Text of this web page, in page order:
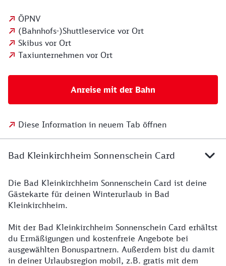
ÖPNV
(Bahnhofs-)Shuttleservice vor Ort
Skibus vor Ort
Taxiunternehmen vor Ort
Anreise mit der Bahn
Diese Information in neuem Tab öffnen
Bad Kleinkirchheim Sonnenschein Card
Die Bad Kleinkirchheim Sonnenschein Card ist deine
Gästekarte für deinen Winterurlaub in Bad
Kleinkirchheim.
Mit der Bad Kleinkirchheim Sonnenschein Card erhältst
du Ermäßigungen und kostenfreie Angebote bei
ausgewählten Bonuspartnern. Außerdem bist du damit
in deiner Urlaubsregion mobil, z.B. gratis mit dem